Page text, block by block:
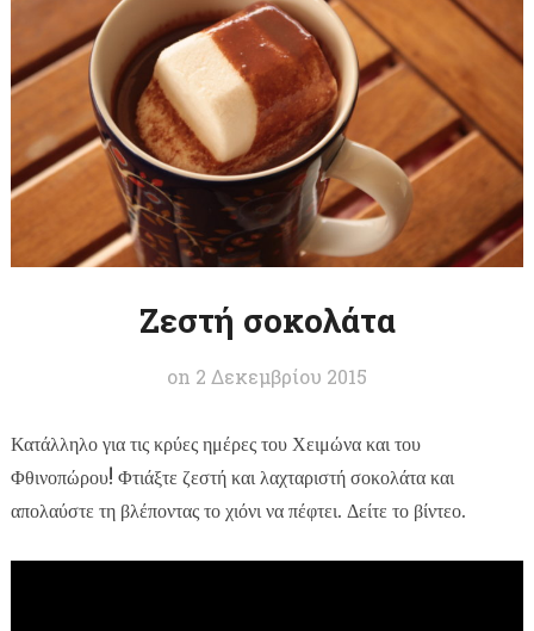
Ζεστή σοκολάτα
on 2 Δεκεμβρίου 2015
Κατάλληλο για τις κρύες ημέρες του Χειμώνα και του
Φθινοπώρου! Φτιάξτε ζεστή και λαχταριστή σοκολάτα και
απολαύστε τη βλέποντας το χιόνι να πέφτει. Δείτε το βίντεο.